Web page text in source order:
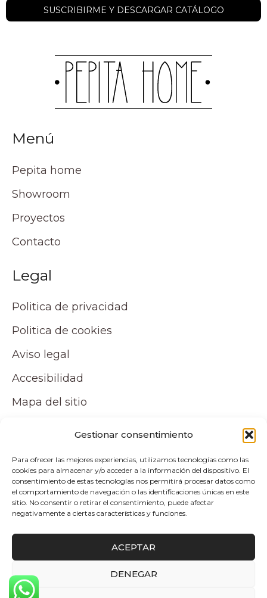
Gestionar consentimiento
Para ofrecer las mejores experiencias, utilizamos tecnologías como las
cookies para almacenar y/o acceder a la información del dispositivo. El
consentimiento de estas tecnologías nos permitirá procesar datos como
el comportamiento de navegación o las identificaciones únicas en este
sitio. No consentir o retirar el consentimiento, puede afectar
negativamente a ciertas características y funciones.
ACEPTAR
DENEGAR
Menú
Pepita home
Showroom
Proyectos
Contacto
Legal
Politica de privacidad
Politica de cookies
Aviso legal
Accesibilidad
Mapa del sitio
Tu cuenta
Mi cuenta
Carrito
Politica de envio y devoluciones